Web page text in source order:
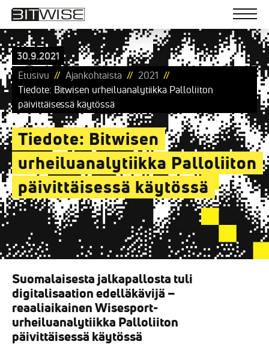
Skip
content
Bitwise
Ohjelmistoratkaisuja
30.9.2021
Etusivu
Ajankohtaista
2021
Tiedote: Bitwisen urheiluanalytiikka Palloliiton
päivittäisessä käytössä
Tiedote: Bitwisen
urheiluanalytiikka Palloliiton
päivittäisessä käytössä
Suomalaisesta jalkapallosta tuli
digitalisaation edelläkävijä –
reaaliaikainen Wisesport-
urheiluanalytiikka Palloliiton
päivittäisessä käytössä